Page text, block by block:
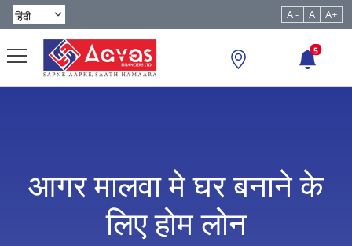
A - A A+
5
आगर मालवा मे घर बनाने के
लिए होम लोन